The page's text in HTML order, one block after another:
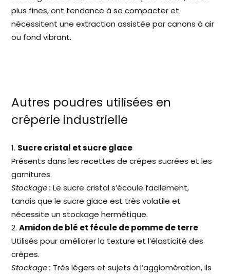
plus fines, ont tendance à se compacter et
nécessitent une extraction assistée par canons à air
ou fond vibrant.
Autres poudres utilisées en
crêperie industrielle
Sucre cristal et sucre glace
Présents dans les recettes de crêpes sucrées et les
garnitures.
Stockage : Le sucre cristal s’écoule facilement,
tandis que le sucre glace est très volatile et
nécessite un stockage hermétique.
Amidon de blé et fécule de pomme de terre
Utilisés pour améliorer la texture et l’élasticité des
crêpes.
Stockage : Très légers et sujets à l’agglomération, ils